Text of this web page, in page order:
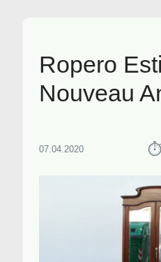
Ropero
Nouveau
07.04.2020 ⏱︎